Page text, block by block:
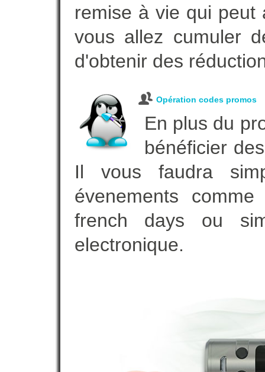
remise à vie qui peut
vous allez cumuler
d'obtenir des
Opération codes promos
En plus du
bénéficier
Il vous faudra
évenements
french days ou
electronique.